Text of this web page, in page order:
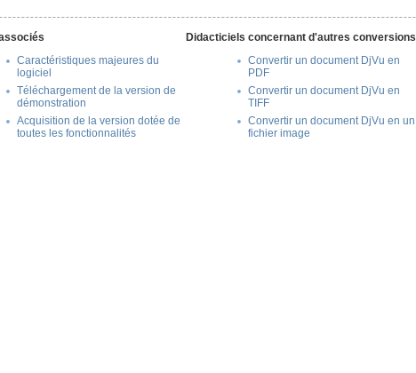
Caractéristiques majeures du
logiciel
Téléchargement de la version de
démonstration
Acquisition de la version dotée de
toutes les fonctionnalités
Didacticiels concernant d'autres conversions
Convertir un document DjVu en
PDF
Convertir un document DjVu en
TIFF
Convertir un document DjVu en un
fichier image